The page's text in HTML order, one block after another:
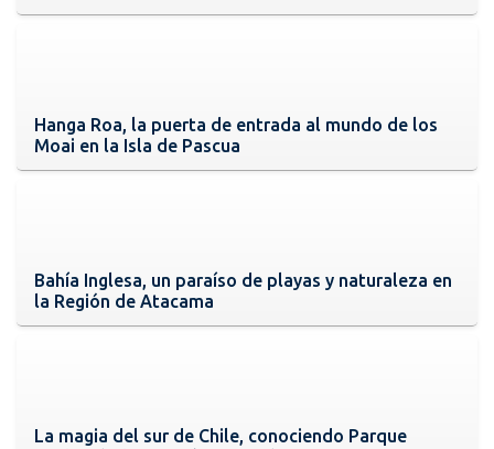
Hanga Roa, la puerta de entrada al mundo de los
Moai en la Isla de Pascua
Bahía Inglesa, un paraíso de playas y naturaleza en
la Región de Atacama
La magia del sur de Chile, conociendo Parque